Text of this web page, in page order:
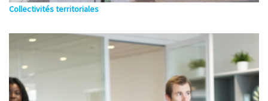
Collectivités territoriales